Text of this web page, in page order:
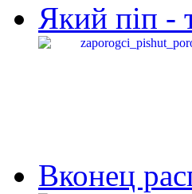
Який піп -
Вконец